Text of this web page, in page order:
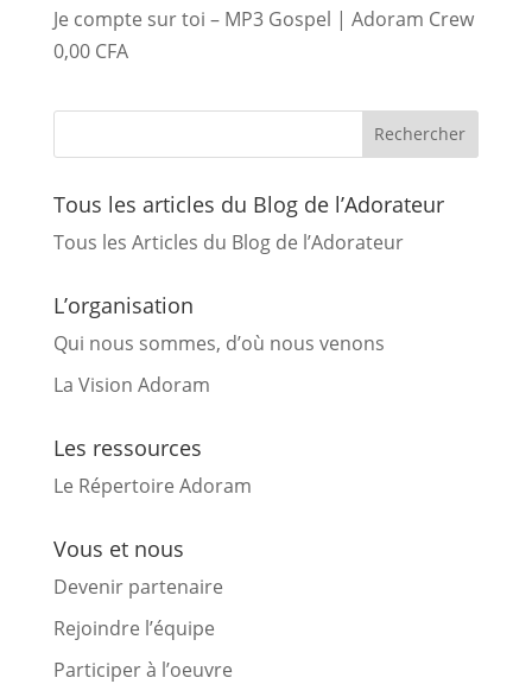
Je compte sur toi – MP3 Gospel | Adoram Crew
0,00 CFA
Tous les articles du Blog de l’Adorateur
Tous les Articles du Blog de l’Adorateur
L’organisation
Qui nous sommes, d’où nous venons
La Vision Adoram
Les ressources
Le Répertoire Adoram
Vous et nous
Devenir partenaire
Rejoindre l’équipe
Participer à l’oeuvre